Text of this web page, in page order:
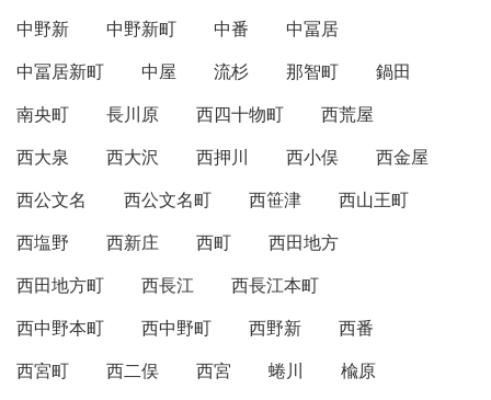
中野新
中野新町 中番
中冨居
中冨居新町
中屋 流杉 那智町
鍋田
南央町
長川原 西四十物町
西荒屋
西大泉
西大沢 西押川 西小俣
西金屋
西公文名
西公文名町 西笹津
西山王町
西塩野
西新庄 西町
西田地方
西田地方町
西長江
西長江本町
西中野本町
西中野町 西野新
西番
西宮町
西二俣 西宮 蜷川
楡原